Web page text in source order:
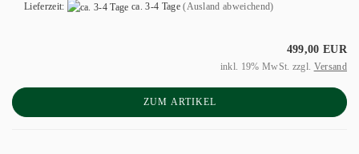
Lieferzeit: ca. 3-4 Tage (Ausland abweichend)
499,00 EUR
inkl. 19% MwSt. zzgl. Versand
ZUM ARTIKEL